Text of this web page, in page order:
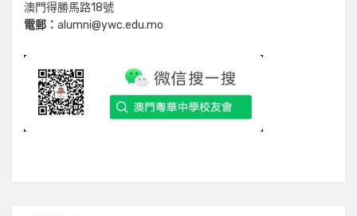
澳門得勝馬路18號
電郵： alumni@ywc.edu.mo